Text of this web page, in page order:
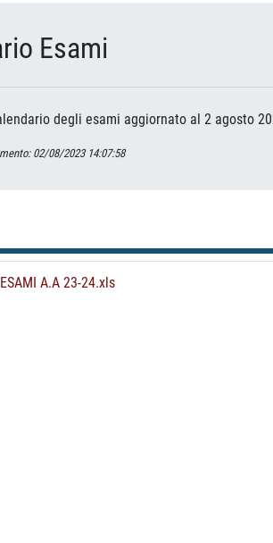
Esami
degli esami aggiornato al 2 agosto
02/08/2023 14:07:58
A.A 23-24.xls